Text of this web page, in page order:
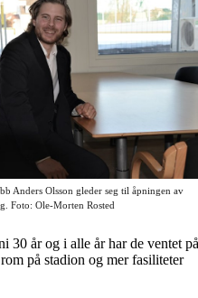
Anders Olsson gleder seg til åpningen av
Foto: Ole-Morten Rosted
30 år og i alle år har de ventet på
på stadion og mer fasiliteter